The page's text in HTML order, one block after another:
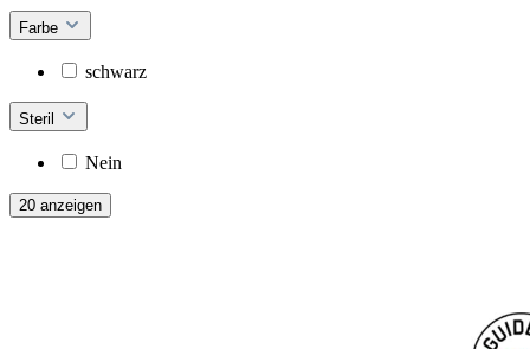
Farbe
schwarz
Steril
Nein
20 anzeigen